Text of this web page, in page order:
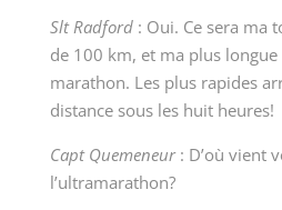
Slt Radford: Oui. Ce sera ma
de 100 km, et ma plus
marathon. Les plus rapides
distance sous les huit heures!
Capt Quemeneur: D’où vient
l’ultramarathon?